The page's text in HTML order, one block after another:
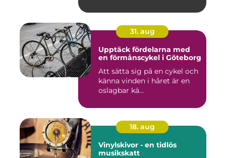
31. aug
Upptäck fördelarna med
en förmånscykel i Göteborg
Att sätta sig på en cykel och
känna vinden i håret är en
oslagbar kä...
18. aug
Vinylskivor - en tidlös
musikskatt